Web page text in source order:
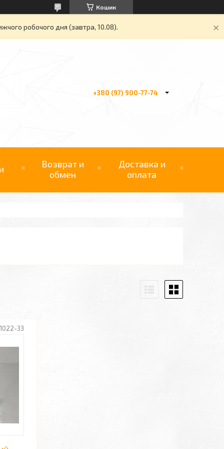
Кошик
робочого дня (завтра, 10.08).
+380 (97) 900-77-74
Возврат и
обмен
Доставка и
оплата
33